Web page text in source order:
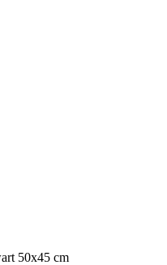
50x45 cm